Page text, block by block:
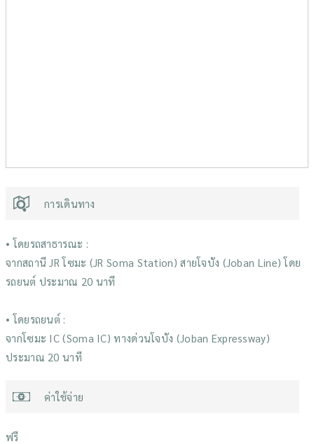
การเดินทาง
• โดยรถสาธารณะ :
จากสถานี JR โซมะ (JR Soma Station) สายโจบัง (Joban Line) โดย
รถยนต์ ประมาณ 20 นาที
• โดยรถยนต์ :
จากโซมะ IC (Soma IC) ทางด่วนโจบัง (Joban Expressway)
ประมาณ 20 นาที
ค่าใช้จ่าย
ฟรี